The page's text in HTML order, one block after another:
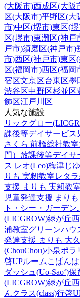
(大阪市)西成区(大阪
区(大阪市)平野区(大
市)中区(堺市)東区(
区(堺市)東灘区(神戸
戸市)須磨区(神戸市)
市)西区(神戸市)東区
区(福岡市)西区(福岡
宿区文京区台東区墨
渋谷区中野区杉並区
飾区江戸川区
人気な施設
リックグロー
課後等デイサービス
さくら 前橋総社教室
門） 放課後等デイサ
ス レオ(Leo)梅津じ
りも 実籾教室レタラ
支援 まりも 実籾教室
児童発達支援 まり
ト・シー・ガーデン
(LICGROW)緑が丘
浦教室グリーンハウ
発達支援 まりも 大
(ChouChou)小泉ポラ
啓UPルーム こぱん
ダッシュ(Uo-Sao‘)保
(LICGROW)緑が丘
んクラス(class)行啓